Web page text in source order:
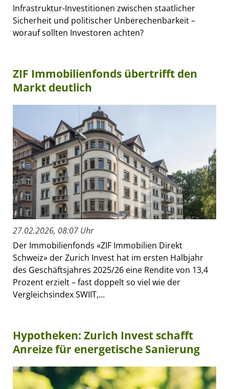
Infrastruktur-Investitionen zwischen staatlicher
Sicherheit und politischer Unberechenbarkeit –
worauf sollten Investoren achten?
ZIF Immobilienfonds übertrifft den
Markt deutlich
27.02.2026, 08:07 Uhr
Der Immobilienfonds «ZIF Immobilien Direkt
Schweiz» der Zurich Invest hat im ersten Halbjahr
des Geschäftsjahres 2025/26 eine Rendite von 13,4
Prozent erzielt – fast doppelt so viel wie der
Vergleichsindex SWIIT,...
Hypotheken: Zurich Invest schafft
Anreize für energetische Sanierung